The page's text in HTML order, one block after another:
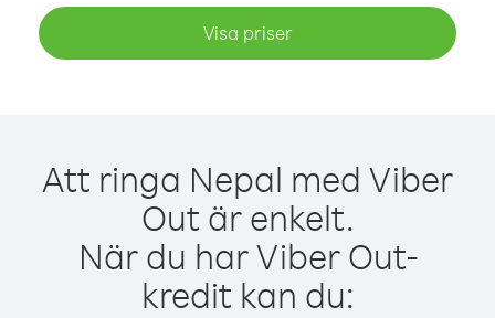
Visa priser
Att ringa Nepal med Viber
Out är enkelt.
När du har Viber Out-
kredit kan du: